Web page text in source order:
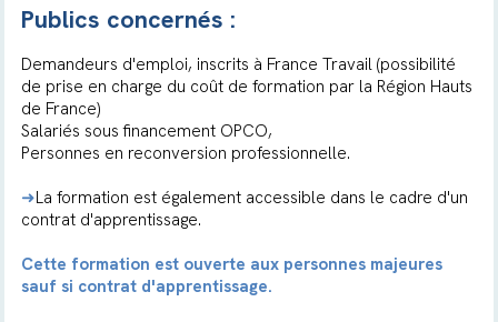
Publics concernés :
Demandeurs d'emploi, inscrits à France Travail (possibilité
de prise en charge du coût de formation par la Région Hauts
de France)
Salariés sous financement OPCO,
Personnes en reconversion professionnelle.
➜La formation est également accessible dans le cadre d'un
contrat d'apprentissage.
Cette formation est ouverte aux personnes majeures
sauf si contrat d'apprentissage.